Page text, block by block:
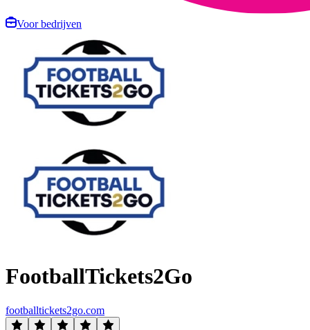
Voor bedrijven
FootballTickets2Go
footballtickets2go.com